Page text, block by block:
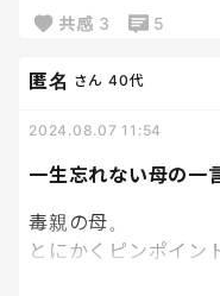
共感 3 5
一生忘れない母の一
匿名 さん 40代
2024.08.07 11:54
毒親の母。
とにかくピンポイン
言ってくる信じられ